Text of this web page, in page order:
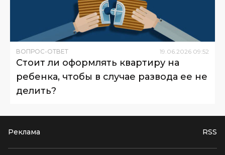
ВОПРОС-ОТВЕТ 19.06.2026 09:52
Стоит ли оформлять квартиру на
ребенка, чтобы в случае развода ее не
делить?
Реклама RSS